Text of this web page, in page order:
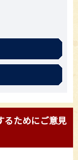
るためにご意見